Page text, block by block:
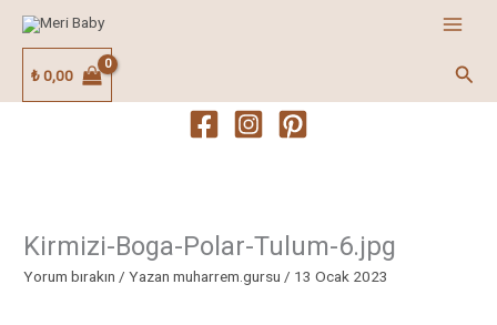
atla
₺0,00
Kirmizi-Boga-Polar-Tulum-6.jpg
Yorum bırakın / Yazan muharrem.gursu/ 13 Ocak 2023